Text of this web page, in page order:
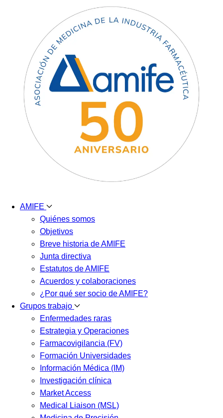
AMIFE
Quiénes somos
Objetivos
Breve historia de AMIFE
Junta directiva
Estatutos de AMIFE
Acuerdos y colaboraciones
¿Por qué ser socio de AMIFE?
Grupos trabajo
Enfermedades raras
Estrategia y Operaciones
Farmacovigilancia (FV)
Formación Universidades
Información Médica (IM)
Investigación clínica
Market Access
Medical Liaison (MSL)